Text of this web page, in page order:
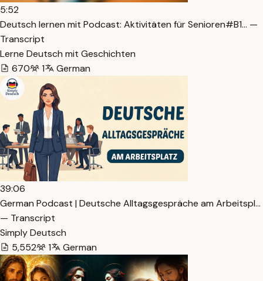
5:52
Deutsch lernen mit Podcast: Aktivitäten für Senioren#B1… —
Transcript
Lerne Deutsch mit Geschichten
670
1 German
39:06
German Podcast | Deutsche Alltagsgespräche am Arbeitspl…
— Transcript
Simply Deutsch
5,552
1 German